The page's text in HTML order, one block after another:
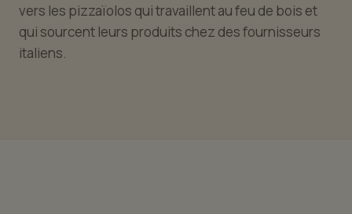
vers les pizzaïolos qui travaillent au feu de bois et
qui sourcent leurs produits chez des fournisseurs
italiens.